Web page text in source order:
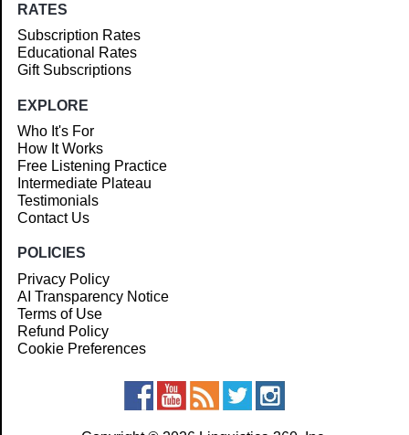
RATES
Subscription Rates
Educational Rates
Gift Subscriptions
EXPLORE
Who It's For
How It Works
Free Listening Practice
Intermediate Plateau
Testimonials
Contact Us
POLICIES
Privacy Policy
AI Transparency Notice
Terms of Use
Refund Policy
Cookie Preferences